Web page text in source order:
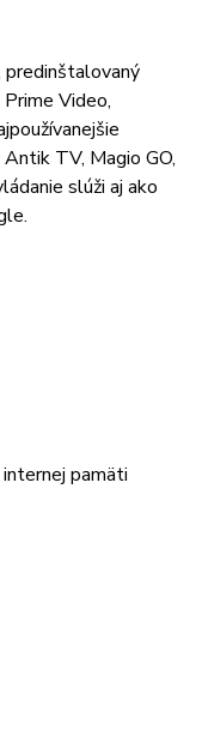
predinštalovaný
Video,
TV, Magio GO,
slúži aj ako
pamäti